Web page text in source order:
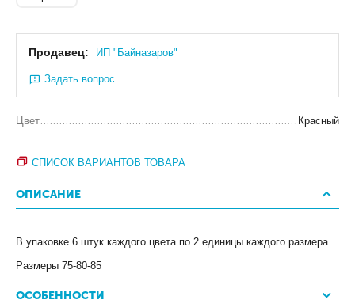
Продавец: ИП "Байназаров"
Задать вопрос
Цвет Красный
СПИСОК ВАРИАНТОВ ТОВАРА
ОПИСАНИЕ
В упаковке 6 штук каждого цвета по 2 единицы каждого размера.
Размеры 75-80-85
ОСОБЕННОСТИ